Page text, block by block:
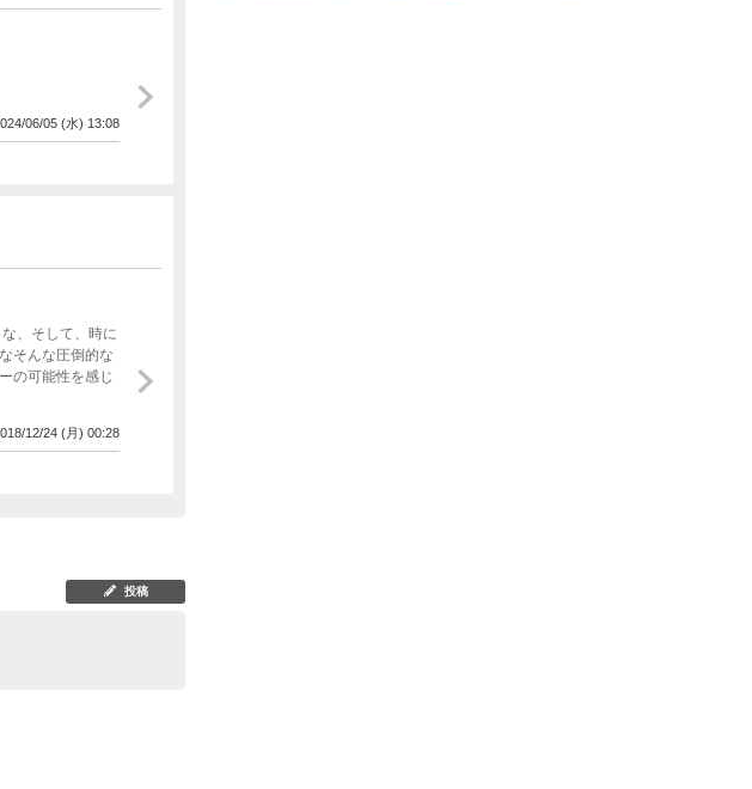
06/05 (水) 13:08
そんな圧倒的な
の可能性を感じ
12/24 (月) 00:28
投稿